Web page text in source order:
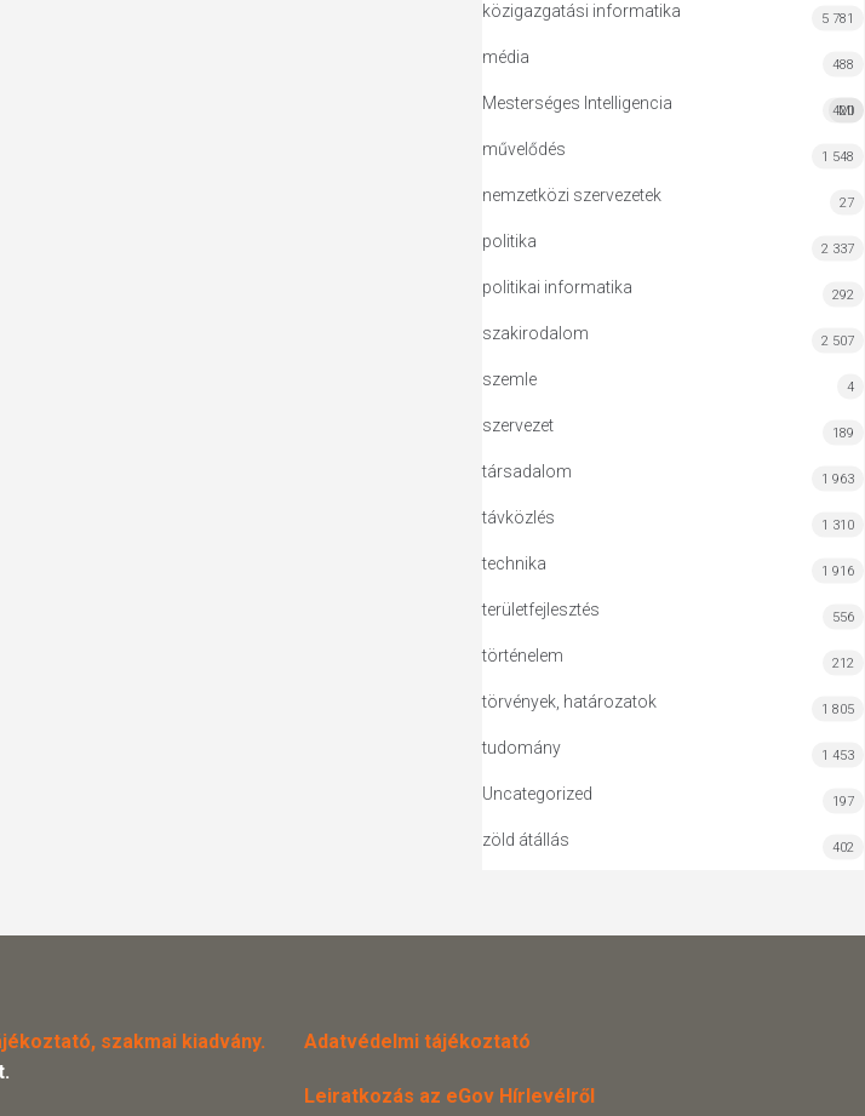
közigazgatási informatika 5 781
média 488
Mesterséges Intelligencia MI
420
művelődés 1 548
nemzetközi szervezetek 27
politika 2 337
politikai informatika 292
szakirodalom 2 507
szemle 4
szervezet 189
társadalom 1 963
távközlés 1 310
technika 1 916
területfejlesztés 556
történelem 212
törvények, határozatok 1 805
tudomány 1 453
Uncategorized 197
zöld átállás 402
szakmai kiadvány.
Adatvédelmi tájékoztató
Leiratkozás az eGov Hírlevélről